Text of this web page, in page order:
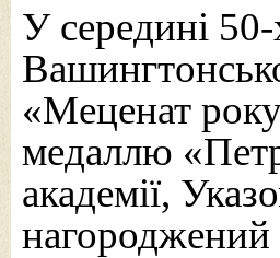
У середині
«Меценат
медаллю
академії,